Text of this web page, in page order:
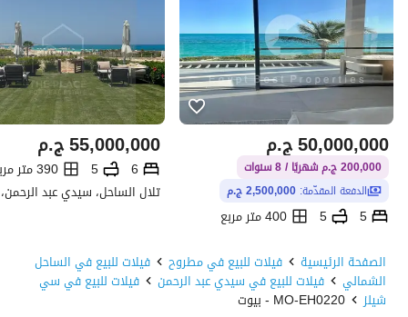
ج.م50,000,000
200,000 ج.م شهريًا / 8 سنوات
الدفعة المقدّمة: 2,500,000 ج.م
5
5
400 متر مربع
ج.م55,000,000
6
5 390 متر مربع
الصفحة الرئيسية فيلات للبيع في مطروح فيلات للبيع في الساحل
الشمالي فيلات للبيع في سيدي عبد الرحمن فيلات للبيع في سي
شيلز MO-EH0220 - بيوت